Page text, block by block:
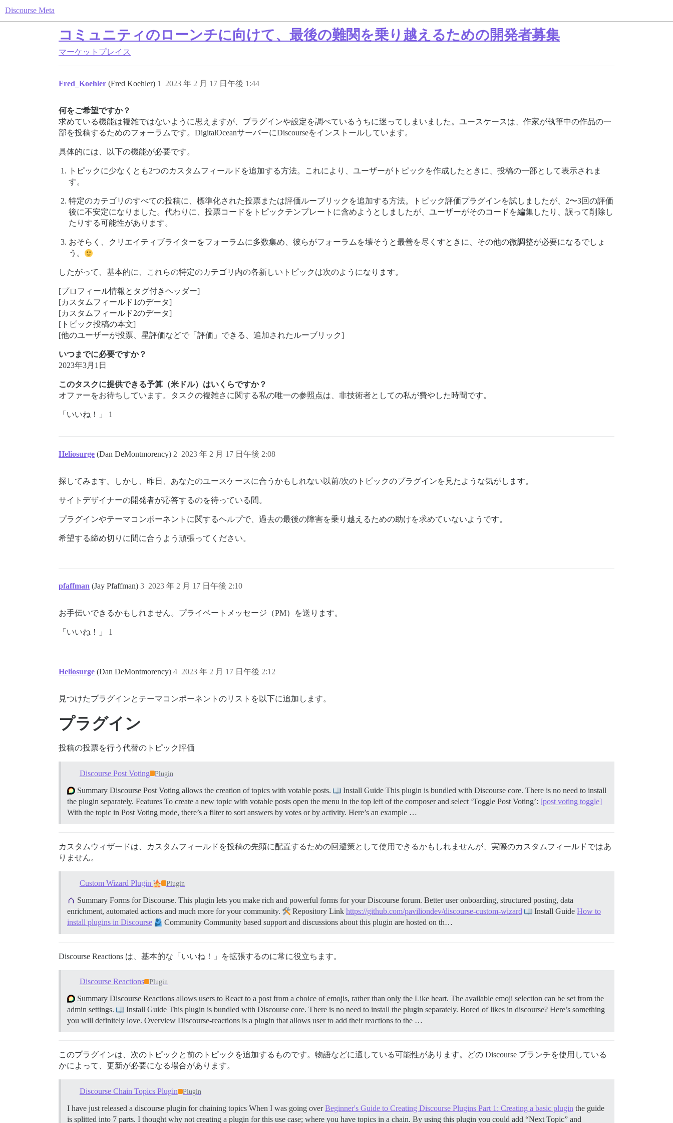
Discourse Meta
コミュニティのローンチに向けて、最後の難関を乗り越えるための開発者募集
マーケットプレイス
Fred_Koehler (Fred Koehler) 2023 年 2 月 17 日午後 1:44
1
何をご希望ですか？
求めている機能は複雑ではないように思えますが、プラグインや設定を調べているうちに迷ってしまいました。ユースケースは、作家が執筆中の作品の一
部を投稿するためのフォーラムです。DigitalOceanサーバーにDiscourseをインストールしています。
具体的には、以下の機能が必要です。
トピックに少なくとも2つのカスタムフィールドを追加する方法。これにより、ユーザーがトピックを作成したときに、投稿の一部として表示されま
す。
特定のカテゴリのすべての投稿に、標準化された投票または評価ルーブリックを追加する方法。トピック評価プラグインを試しましたが、2〜3回の評価
後に不安定になりました。代わりに、投票コードをトピックテンプレートに含めようとしましたが、ユーザーがそのコードを編集したり、誤って削除し
たりする可能性があります。
おそらく、クリエイティブライターをフォーラムに多数集め、彼らがフォーラムを壊そうと最善を尽くすときに、その他の微調整が必要になるでしょ
う。
したがって、基本的に、これらの特定のカテゴリ内の各新しいトピックは次のようになります。
[プロフィール情報とタグ付きヘッダー]
[カスタムフィールド1のデータ]
[カスタムフィールド2のデータ]
[トピック投稿の本文]
[他のユーザーが投票、星評価などで「評価」できる、追加されたルーブリック]
いつまでに必要ですか？
2023年3月1日
このタスクに提供できる予算（米ドル）はいくらですか？
オファーをお待ちしています。タスクの複雑さに関する私の唯一の参照点は、非技術者としての私が費やした時間です。
「いいね！」 1
Heliosurge (Dan DeMontmorency) 2023 年 2 月 17 日午後 2:08
2
探してみます。しかし、昨日、あなたのユースケースに合うかもしれない以前/次のトピックのプラグインを見たような気がします。
サイトデザイナーの開発者が応答するのを待っている間。
プラグインやテーマコンポーネントに関するヘルプで、過去の最後の障害を乗り越えるための助けを求めていないようです。
希望する締め切りに間に合うよう頑張ってください。
pfaffman (Jay Pfaffman) 2023 年 2 月 17 日午後 2:10
3
お手伝いできるかもしれません。プライベートメッセージ（PM）を送ります。
「いいね！」 1
Heliosurge (Dan DeMontmorency) 2023 年 2 月 17 日午後 2:12
4
見つけたプラグインとテーマコンポーネントのリストを以下に追加します。
プラグイン
投稿の投票を行う代替のトピック評価
Discourse Post Voting Plugin
Summary Discourse Post Voting allows the creation of topics with votable posts.
Install Guide This plugin is bundled with Discourse core. There is no need to install
the plugin separately. Features To create a new topic with votable posts open the menu in the top left of the composer and select ‘Toggle Post Voting’: [post voting toggle]
With the topic in Post Voting mode, there’s a filter to sort answers by votes or by activity. Here’s an example …
カスタムウィザードは、カスタムフィールドを投稿の先頭に配置するための回避策として使用できるかもしれませんが、実際のカスタムフィールドではあ
りません。
Custom Wizard Plugin Plugin
Summary Forms for Discourse. This plugin lets you make rich and powerful forms for your Discourse forum. Better user onboarding, structured posting, data
enrichment, automated actions and much more for your community.
Repository Link https://github.com/paviliondev/discourse-custom-wizard Install Guide How to
install plugins in Discourse
Community Community based support and discussions about this plugin are hosted on th…
Discourse Reactions は、基本的な「いいね！」を拡張するのに常に役立ちます。
Discourse Reactions Plugin
Summary Discourse Reactions allows users to React to a post from a choice of emojis, rather than only the Like heart. The available emoji selection can be set from the
admin settings.
Install Guide This plugin is bundled with Discourse core. There is no need to install the plugin separately. Bored of likes in discourse? Here’s something
you will definitely love. Overview Discourse-reactions is a plugin that allows user to add their reactions to the …
このプラグインは、次のトピックと前のトピックを追加するものです。物語などに適している可能性があります。どの Discourse ブランチを使用している
かによって、更新が必要になる場合があります。
Discourse Chain Topics Plugin Plugin
I have just released a discourse plugin for chaining topics When I was going overBeginner's Guide to Creating Discourse Plugins Part 1: Creating a basic plugin the guide
is splitted into 7 parts. I thought why not creating a plugin for this use case; where you have topics in a chain. By using this plugin you could add “Next Topic” and